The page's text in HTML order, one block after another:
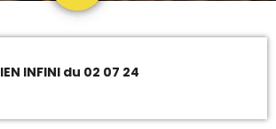
INFINI du 02 07 24